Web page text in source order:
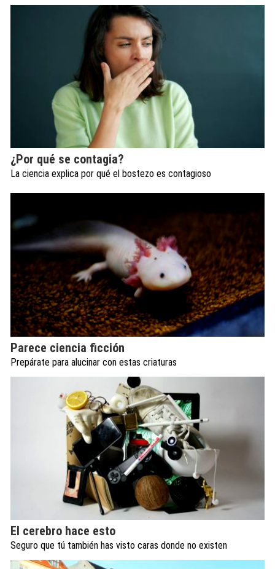
¿Por qué se contagia?
La ciencia explica por qué el bostezo es contagioso
Parece ciencia ficción
Prepárate para alucinar con estas criaturas
El cerebro hace esto
Seguro que tú también has visto caras donde no existen